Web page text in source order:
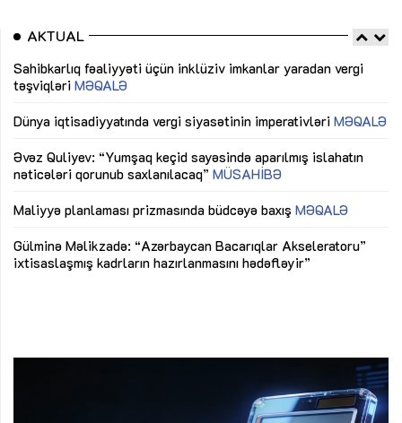
AKTUAL
Sahibkarlıq fəaliyyəti üçün inklüziv imkanlar yaradan vergi
təşviqləri MƏQALƏ
Dünya iqtisadiyyatında vergi siyasətinin imperativləri MƏQALƏ
Əvəz Quliyev: “Yumşaq keçid sayəsində aparılmış islahatın
nəticələri qorunub saxlanılacaq” MÜSAHİBƏ
Maliyyə planlaması prizmasında büdcəyə baxış MƏQALƏ
Gülminə Məlikzadə: “Azərbaycan Bacarıqlar Akseleratoru”
ixtisaslaşmış kadrların hazırlanmasını hədəfləyir”